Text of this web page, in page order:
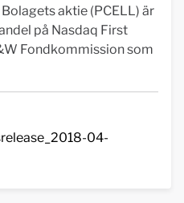
aktie (PCELL) är
på Nasdaq First
Fondkommission som
04-